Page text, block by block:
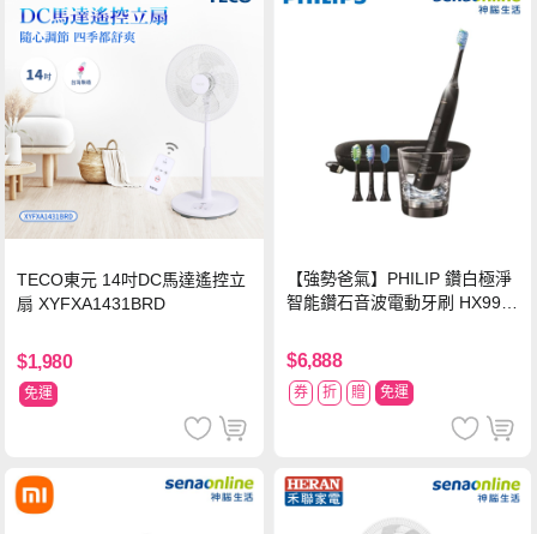
TECO東元 14吋DC馬達遙控立
扇 XYFXA1431BRD
$1,980
免運
【強勢爸氣】PHILIP 鑽白極淨
智能鑽石音波電動牙刷 HX992
$6,888
券 折 贈 免運